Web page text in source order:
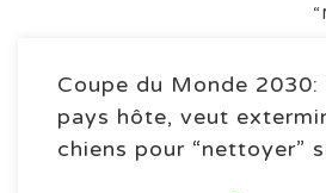
Coupe du Monde 2030:
pays hôte, veut
chiens pour “nettoyer”